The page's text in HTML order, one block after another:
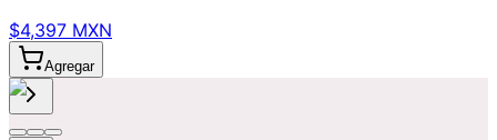
$4,397 MXN
Agregar